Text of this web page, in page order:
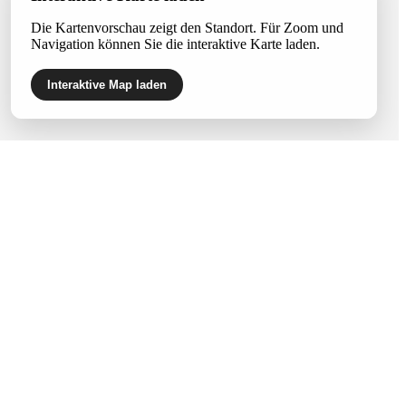
Die Kartenvorschau zeigt den Standort. Für Zoom und
Navigation können Sie die interaktive Karte laden.
Interaktive Map laden